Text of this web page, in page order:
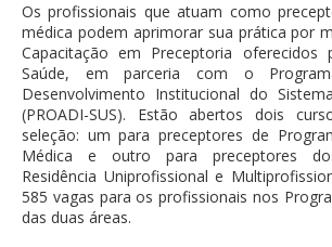
Os profissionais que atuam como
médica podem aprimorar sua prática por
Capacitação em Preceptoria oferecidos
Saúde, em parceria com o
Desenvolvimento Institucional do
(PROADI-SUS). Estão abertos dois
seleção: um para preceptores de
Médica e outro para preceptores
Residência Uniprofissional e
585 vagas para os profissionais nos
das duas áreas.